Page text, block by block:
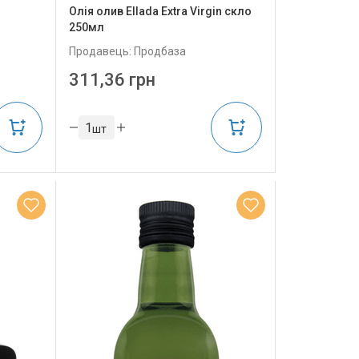
Олія олив Ellada Extra Virgin скло
250мл
Продавець: Продбаза
311,36 грн
шт